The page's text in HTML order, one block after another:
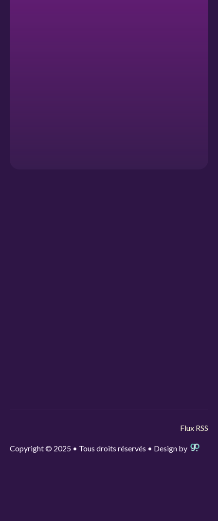
Copyright © 2025 • Tous droits réservés • Design by
Flux RSS